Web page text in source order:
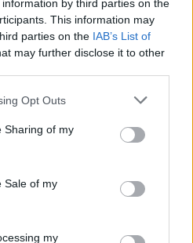
by third parties on the
This information may
parties on the IAB’s List of
may further disclose it to other
app uses one or more Google
behaviour. You may click to
and its third-party tags to
purposes in below Google
Opt Outs
Sharing of my
Sale of my
my
vs